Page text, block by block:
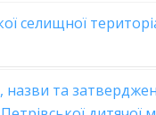
селищної
та